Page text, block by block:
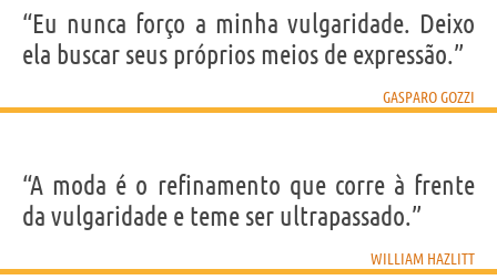
“Eu nunca forço a minha vulgaridade. Deixo
ela buscar seus próprios meios de expressão.”
GASPARO GOZZI
“A moda é o refinamento que corre à frente
da vulgaridade e teme ser ultrapassado.”
WILLIAM HAZLITT